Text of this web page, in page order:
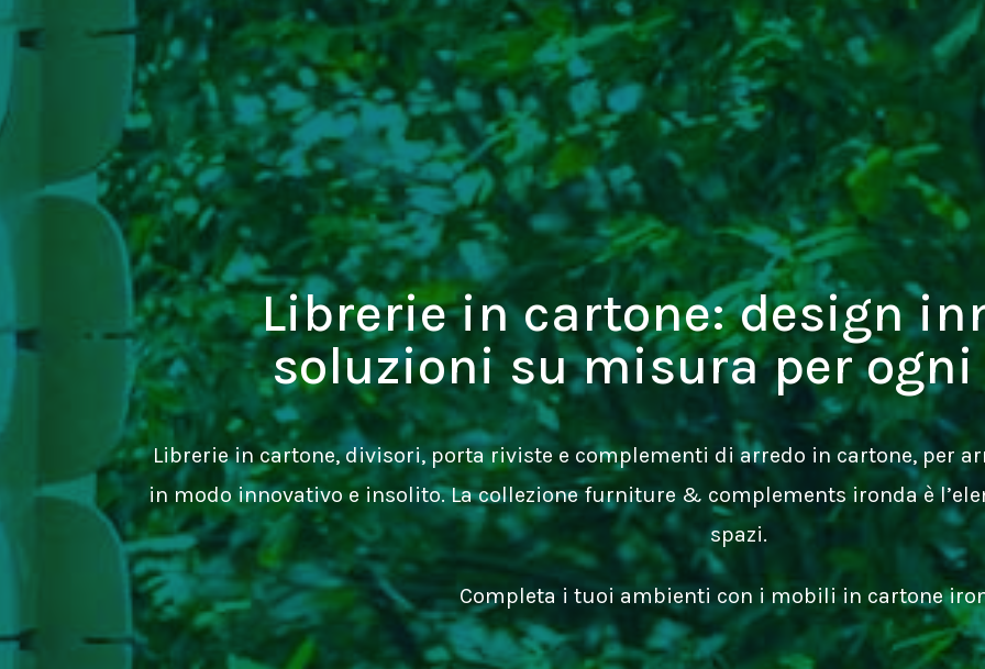
Librerie in cartone: design
soluzioni su misura per ogni
Librerie in cartone, divisori, porta riviste e complementi di arredo in cartone, per
in modo innovativo e insolito. La collezione furniture & complements ironda è
spazi.
Completa i tuoi ambienti con i mobili in cartone